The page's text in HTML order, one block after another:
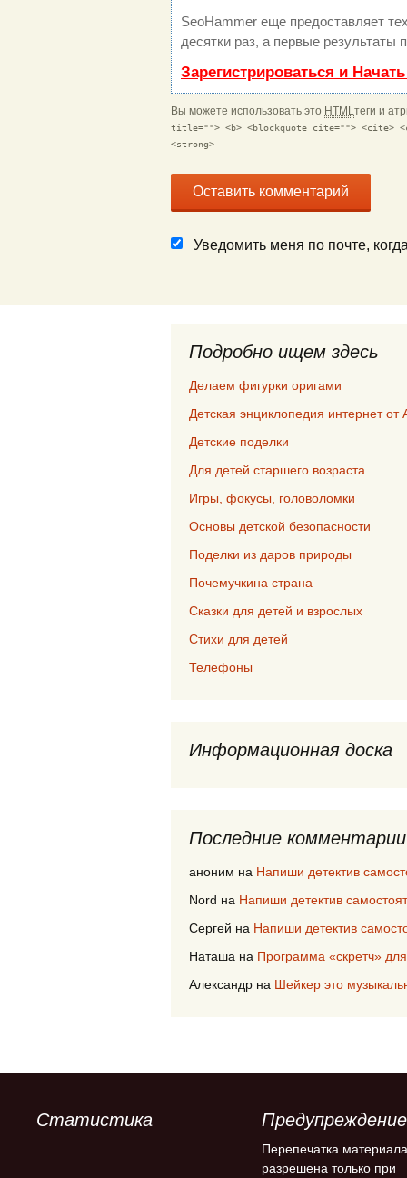
SeoHammer еще предоставляет
десятки раз, а первые результаты
Зарегистрироваться и
Вы можете использовать это HTMLтеги и
title=""> <b> <blockquote cite=""> <cite>
<strong>
Уведомить меня по почте,
Подробно ищем здесь
Делаем фигурки оригами
Детская энциклопедия интернет от
Детские поделки
Для детей старшего возраста
Игры, фокусы, головоломки
Основы детской безопасности
Поделки из даров природы
Почемучкина страна
Сказки для детей и взрослых
Стихи для детей
Телефоны
Информационная доска
Последние комментарии
аноним на Напиши детектив
Nord на Напиши детектив
Сергей на Напиши детектив
Наташа на Программа «скретч»
Александр на Шейкер это
Статистика Предупреждение
Перепечатка материала
разрешена только при